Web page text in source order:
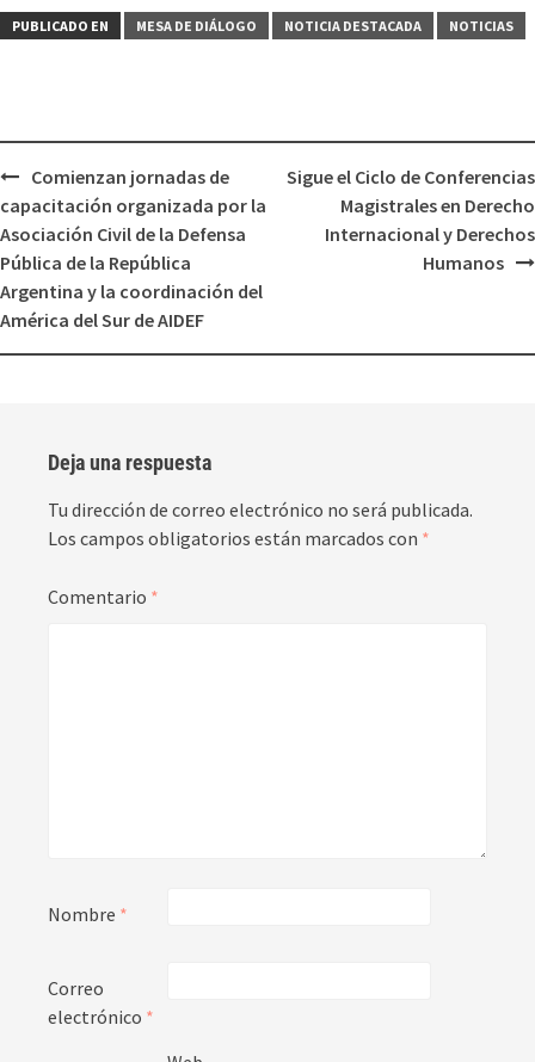
PUBLICADO EN MESA DE DIÁLOGO NOTICIA DESTACADA NOTICIAS
Comienzan jornadas de
capacitación organizada por la
Asociación Civil de la Defensa
Pública de la República
Argentina y la coordinación del
América del Sur de AIDEF
Sigue el Ciclo de Conferencias
Magistrales en Derecho
Internacional y Derechos
Humanos
Deja una respuesta
Tu dirección de correo electrónico no será publicada.
Los campos obligatorios están marcados con *
Comentario *
Nombre *
Correo
electrónico *